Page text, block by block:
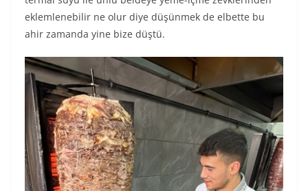
eklemlenebilir ne olur diye düşünmek de elbette bu
ahir zamanda yine bize düştü.